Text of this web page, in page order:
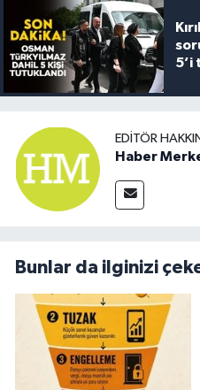
5’i
EDITÖR
Haber
Bunlar da ilginizi